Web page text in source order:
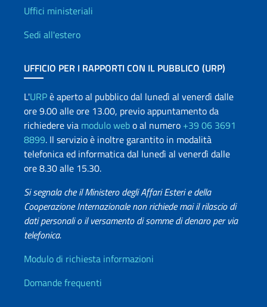
Uffici e Rete diplomatica
Uffici ministeriali
Sedi all'estero
UFFICIO PER I RAPPORTI CON IL PUBBLICO (URP)
L'URPè aperto al pubblico dal lunedì al venerdì dalle
ore 9.00 alle ore 13.00, previo appuntamento da
richiedere via modulo webo al numero +39 06 3691
8899. Il servizio è inoltre garantito in modalità
telefonica ed informatica dal lunedì al venerdì dalle
ore 8.30 alle 15.30.
Si segnala che il Ministero degli Affari Esteri e della
Cooperazione Internazionale non richiede mai il rilascio di
dati personali o il versamento di somme di denaro per via
telefonica.
Info utili
Modulo di richiesta informazioni
Domande frequenti